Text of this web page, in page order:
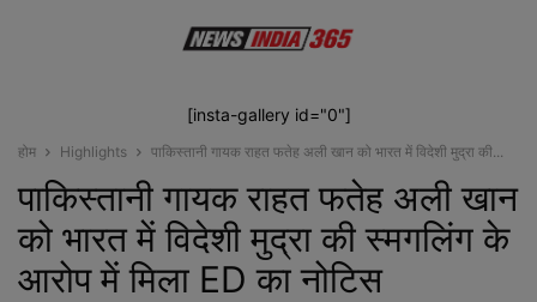
[insta-gallery id="0"]
होम Highlights पाकिस्‍तानी गायक राहत फतेह अली खान को भारत में विदेशी मुद्रा की...
पाकिस्‍तानी गायक राहत फतेह अली खान
को भारत में विदेशी मुद्रा की स्मगलिंग के
आरोप में मिला ED का नोटिस